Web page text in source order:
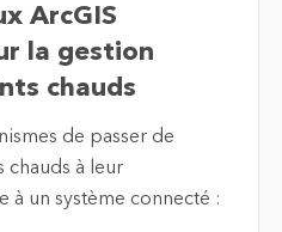
ArcGIS
la gestion
chauds
de passer de
chauds à leur
à un système connecté :